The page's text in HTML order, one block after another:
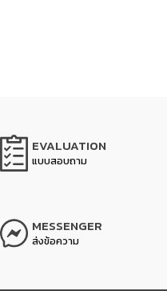
EVALUATION
แบบสอบถาม
MESSENGER
ส่งข้อความ